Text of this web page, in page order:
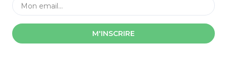
M'INSCRIRE